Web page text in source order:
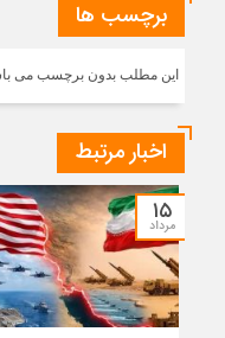
برچسب ها
این مطلب بدون برچسب می
اخبار مرتبط
۱۵
مرداد